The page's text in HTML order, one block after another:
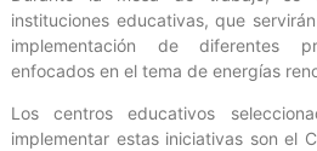
instituciones educativas, que
implementación de diferentes
enfocados en el tema de energías
Los centros educativos
implementar estas iniciativas son el